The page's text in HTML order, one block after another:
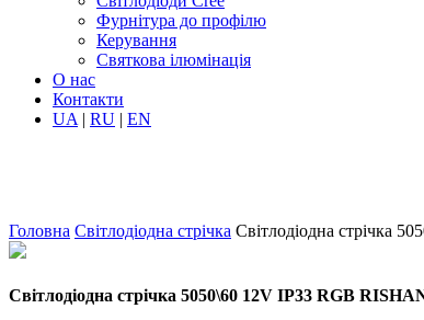
Фурнітура до профілю
Керування
Святкова ілюмінація
О нас
Контакти
UA | RU | EN
Головна Світлодіодна стрічка Світлодіодна стрічка
Світлодіодна стрічка 5050\60 12V IP33 RGB